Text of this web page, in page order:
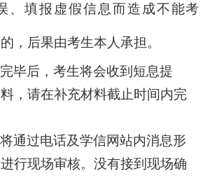
、填报虚假信息而造成不能考
，后果由考生本人承担。
完毕后，考生将会收到短息提
，请在补充材料截止时间内完
将通过电话及学信网站内消息形
行现场审核。没有接到现场确